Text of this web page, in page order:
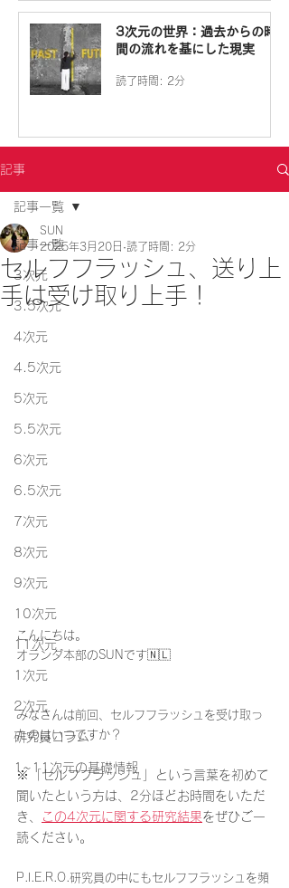
3次元の世界：過去からの時
間の流れを基にした現実
読了時間: 2分
記事
記事一覧
3次元
3.5次元
4次元
4.5次元
5次元
5.5次元
6次元
6.5次元
7次元
8次元
9次元
10次元
11次元
1次元
2次元
研究員コラム
1~11次元の基礎情報
記事一覧
セルフフラッシュ、送り上
手は受け取り上手！
SUN
2025年3月20日 読了時間: 2分
こんにちは。
オランダ本部のSUNです🇳🇱
みなさんは前回、セルフフラッシュを受け取っ
たのはいつですか？
※「セルフフラッシュ」という言葉を初めて
聞いたという方は、2分ほどお時間をいただ
き、
この4次元に関する研究結果をぜひご一
読ください。
P.I.E.R.O.研究員の中にもセルフフラッシュを頻